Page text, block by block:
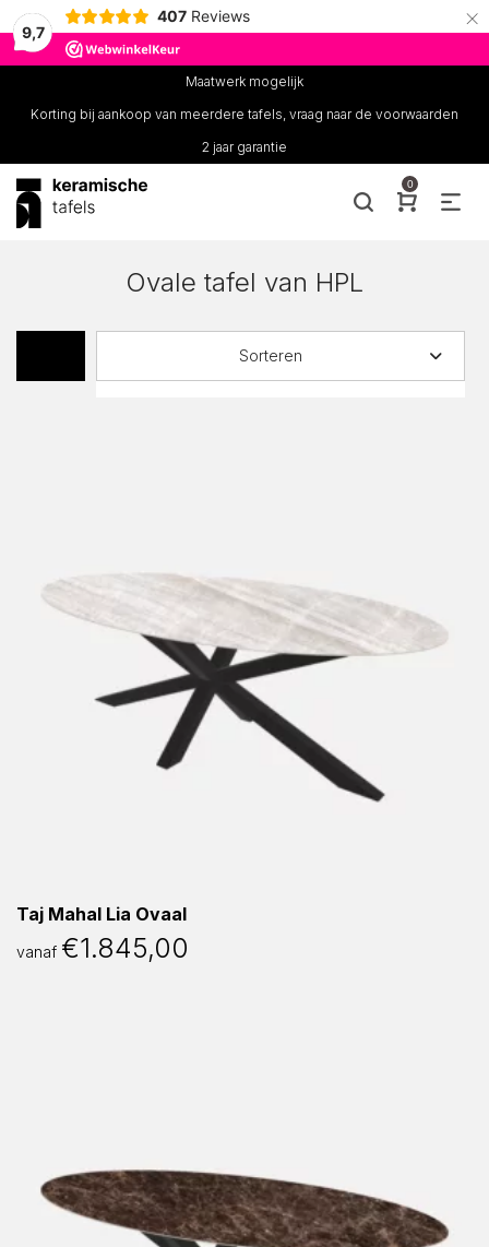
9,7
407 Reviews ×
Maatwerk mogelijk
Korting bij aankoop van meerdere tafels, vraag naar de voorwaarden
2 jaar garantie
0
Ovale tafel van HPL
Sorteren
Taj Mahal Lia Ovaal
vanaf €1.845,00